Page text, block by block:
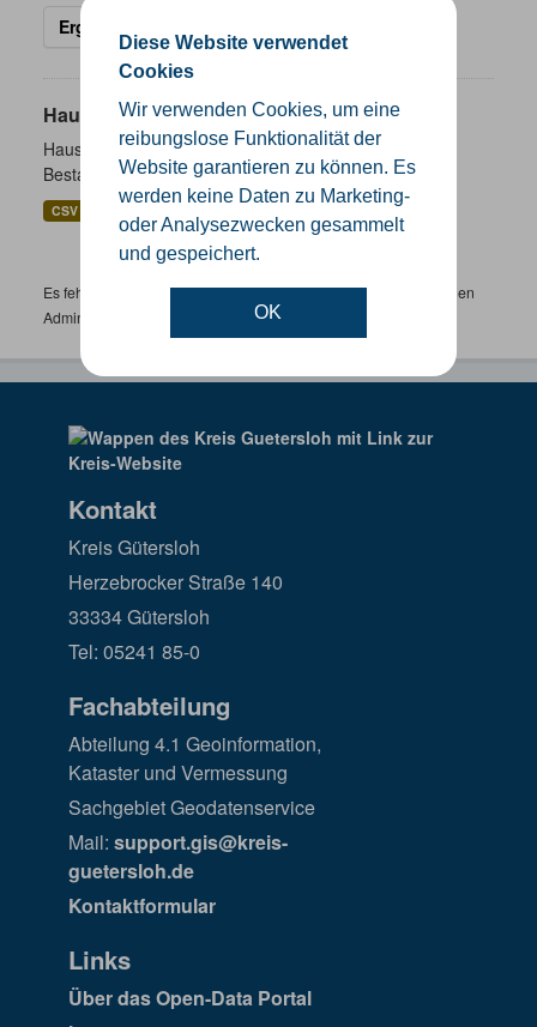
Diese Website verwendet
Cookies
Wir verwenden Cookies, um eine
reibungslose Funktionalität der
Website garantieren zu können. Es
werden keine Daten zu Marketing-
oder Analysezwecken gesammelt
und gespeichert.
OK
Ergebnisse filtern
Hausnummernkoordinaten
Hausnummernkoordinaten abgeleitet aus dem ALKIS-
Bestand
CSV
Es fehlen spezifische Datensätze? Wenden Sie sich bitte an einen
Administrator unter:
support.gis@kreis-guetersloh.de
Kontakt
Kreis Gütersloh
Herzebrocker Straße 140
33334 Gütersloh
Tel: 05241 85-0
Fachabteilung
Abteilung 4.1 Geoinformation,
Kataster und Vermessung
Sachgebiet Geodatenservice
Mail: support.gis@kreis-
guetersloh.de
Kontaktformular
Links
Über das Open-Data Portal